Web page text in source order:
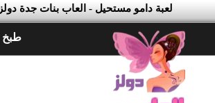
لعبة دامو مستحيل - العاب بنات جدة دولز
طبخ